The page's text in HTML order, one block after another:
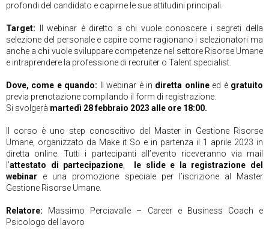
profondi del candidato e capirne le sue attitudini principali.
Target:
Il webinar è diretto a chi vuole conoscere i segreti della
selezione del personale e capire come ragionano i selezionatori ma
anche a chi vuole sviluppare competenze nel settore Risorse Umane
e intraprendere la professione di recruiter o Talent specialist.
Dove, come e quando: Il webinar è in diretta onlineed è gratuito
previa prenotazione compilando il form di registrazione.
Si svolgerà martedì 28 febbraio 2023 alle ore 18:00.
Il corso è uno step conoscitivo del Master in Gestione Risorse
Umane, organizzato da Make it So e in partenza il 1 aprile 2023 in
diretta online. Tutti i partecipanti all’evento riceveranno via mail
l’attestato di partecipazione,
le slide e la registrazione del
webinar e una promozione speciale per l’iscrizione al Master
Gestione Risorse Umane.
Relatore: Massimo Perciavalle – Career e Business Coach e
Psicologo del lavoro